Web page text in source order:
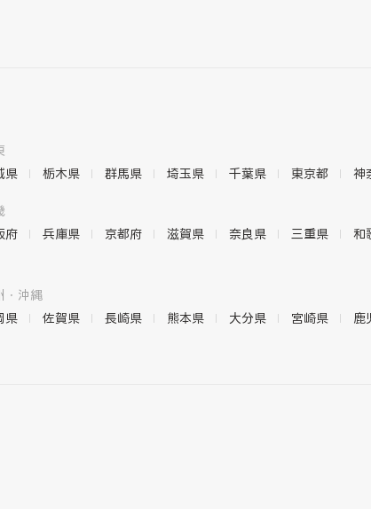
県
栃木県 群馬県 埼玉県 千葉県 東京都 神
府
兵庫県 京都府 滋賀県 奈良県 三重県 和
・沖縄
県
佐賀県 長崎県 熊本県 大分県 宮崎県 鹿